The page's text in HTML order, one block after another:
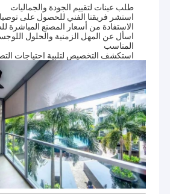
طلب عينات لتقييم الجودة والجماليات
استشر فريقنا الفني للحصول على
الاستفادة من أسعار المصنع المباشرة
اسأل عن المهل الزمنية والحلول
المناسب
استكشف التخصيص لتلبية احتياجات